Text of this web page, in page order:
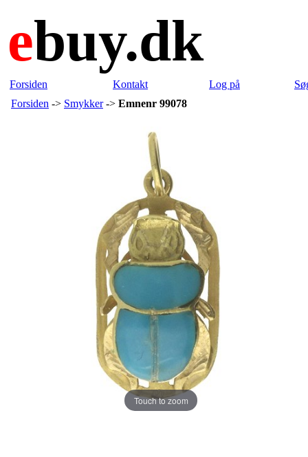
ebuy.dk
Forsiden Kontakt Log på
Forsiden -> Smykker-> Emnenr 99078
Touch to zoom